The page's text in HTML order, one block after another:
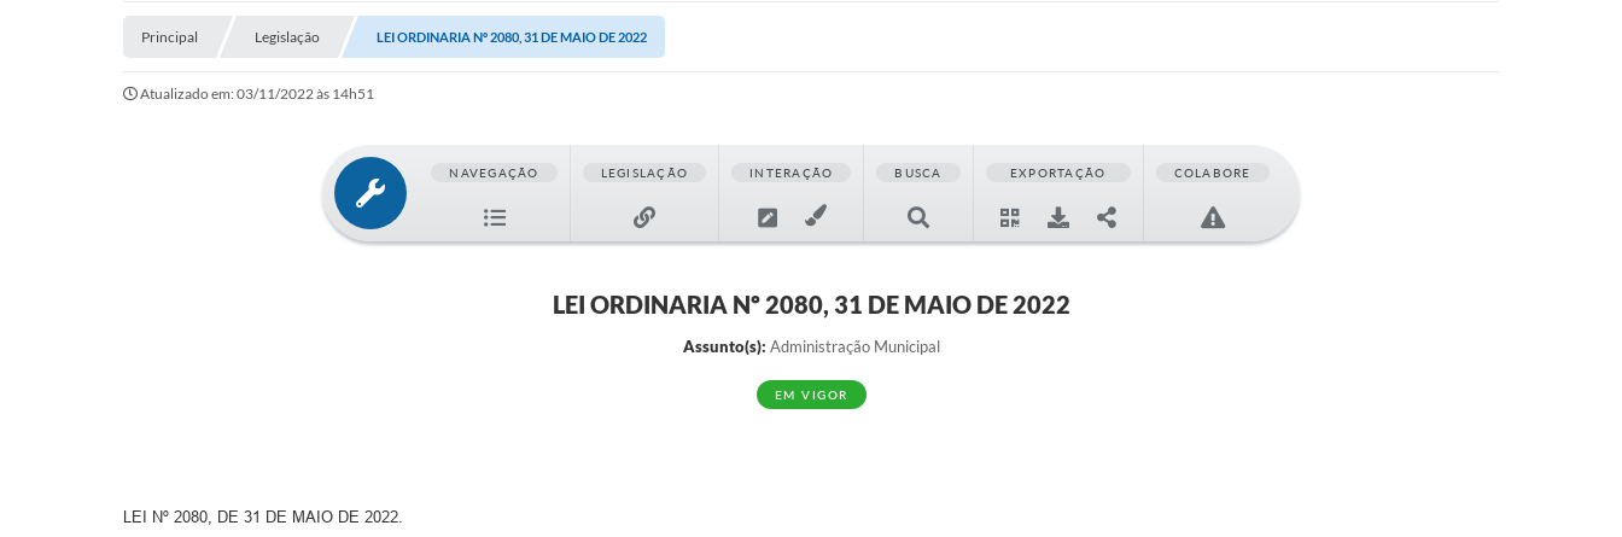
Principal Legislação LEI ORDINARIA Nº 2080, 31 DE MAIO DE 2022
Atualizado em: 03/11/2022 às 14h51
NAVEGAÇÃO LEGISLAÇÃO INTERAÇÃO BUSCA EXPORTAÇÃO COLABORE
LEI ORDINARIA Nº 2080, 31 DE MAIO DE 2022
Assunto(s): Administração Municipal
EM VIGOR
LEI Nº 2080, DE 31 DE MAIO DE 2022.